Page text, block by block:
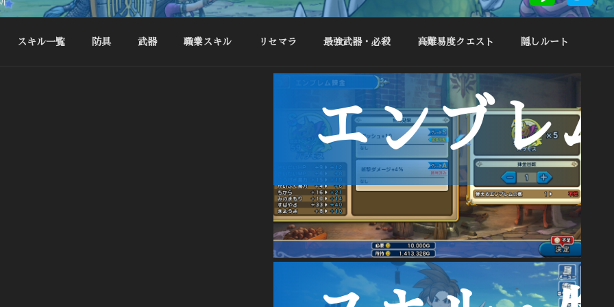
スキル一覧 防具 武器 職業スキル リセマラ 最強武器・必殺 高難易度クエスト 隠しルート
エンブレ